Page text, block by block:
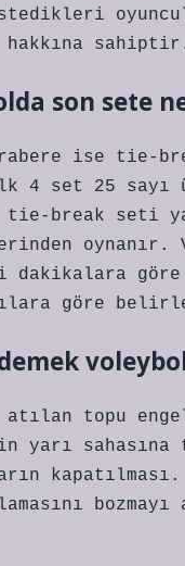
hakkına
son sete
ise tie-
4 set 25 sayı
tie-break seti
oynanır.
dakikalara
göre
topu
yarı sahasına
bozmayı